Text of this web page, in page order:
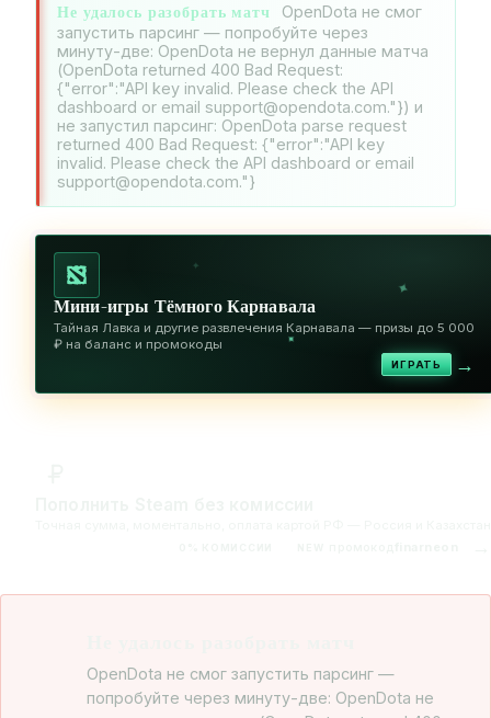
Не удалось разобрать матч
OpenDota не смог
запустить парсинг — попробуйте через
минуту-две: OpenDota не вернул данные матча
(OpenDota returned 400 Bad Request:
{"error":"API key invalid. Please check the API
dashboard or email support@opendota.com."}) и
не запустил парсинг: OpenDota parse request
returned 400 Bad Request: {"error":"API key
invalid. Please check the API dashboard or email
support@opendota.com."}
✦
✦
✦
Мини-игры Тёмного Карнавала
Тайная Лавка и другие развлечения Карнавала — призы до 5 000
₽ на баланс и промокоды
ИГРАТЬ →
OpenDota не смог запустить парсинг —
попробуйте через минуту-две: OpenDota не